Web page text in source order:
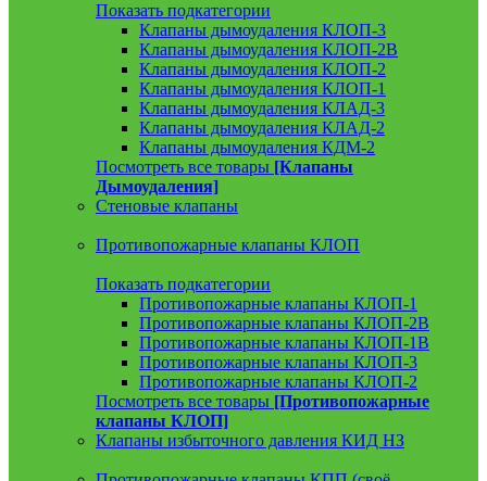
Показать подкатегории
Клапаны дымоудаления КЛОП-3
Клапаны дымоудаления КЛОП-2В
Клапаны дымоудаления КЛОП-2
Клапаны дымоудаления КЛОП-1
Клапаны дымоудаления КЛАД-3
Клапаны дымоудаления КЛАД-2
Клапаны дымоудаления КДМ-2
Посмотреть все товары [Клапаны
Дымоудаления]
Стеновые клапаны
Противопожарные клапаны КЛОП
Показать подкатегории
Противопожарные клапаны КЛОП-1
Противопожарные клапаны КЛОП-2В
Противопожарные клапаны КЛОП-1В
Противопожарные клапаны КЛОП-3
Противопожарные клапаны КЛОП-2
Посмотреть все товары [Противопожарные
клапаны КЛОП]
Клапаны избыточного давления КИД НЗ